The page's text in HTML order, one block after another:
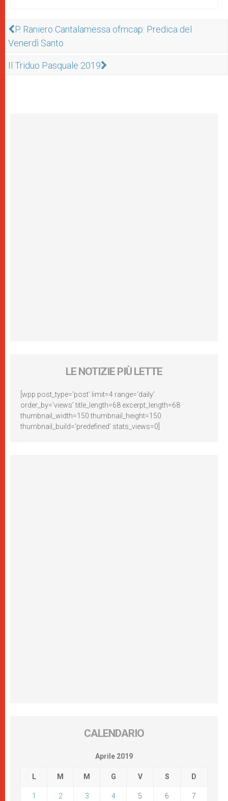
P. Raniero Cantalamessa ofmcap: Predica del
Venerdì Santo
Il Triduo Pasquale 2019
LE NOTIZIE PIÙ LETTE
[wpp post_type='post' limit=4 range='daily'
order_by='views' title_length=68 excerpt_length=68
thumbnail_width=150 thumbnail_height=150
thumbnail_build='predefined' stats_views=0]
CALENDARIO
Aprile 2019
L M M G V S D
1 2 3 4 5 6 7